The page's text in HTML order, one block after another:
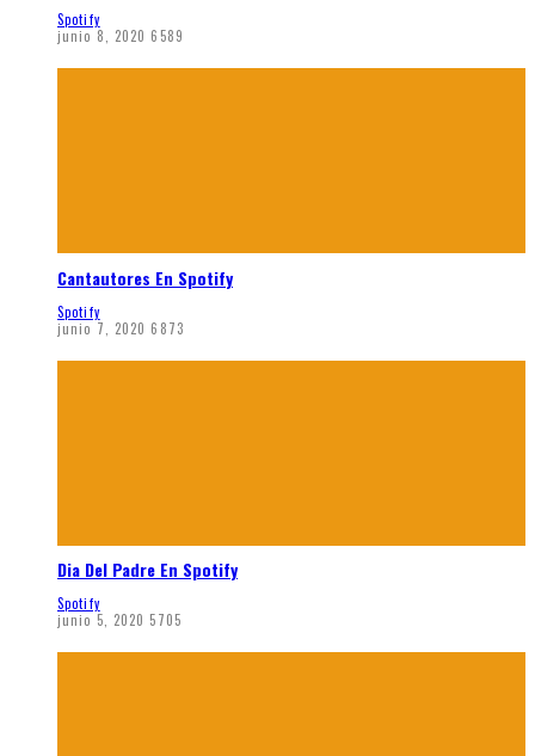
Spotify
junio 8, 2020 6589
Cantautores En Spotify
Spotify
junio 7, 2020 6873
Dia Del Padre En Spotify
Spotify
junio 5, 2020 5705